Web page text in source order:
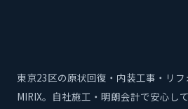
東京23区の原状回復・内装工事・リ
MIRIX。自社施工・明朗会計で安心し